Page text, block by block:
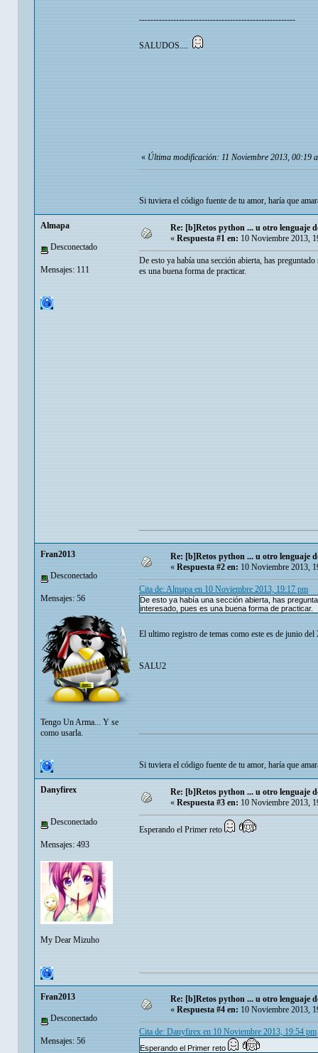
-------------------------------------------------------
SALUDOS....
«Última modificación: 11 Noviembre 2013, 00:19
Si tuviera el código fuente de tu amor, haría que
Almapa
Desconectado
Mensajes: 111
Re: [b]Retos python ... u otro lenguaje
« Respuesta #1 en: 10 Noviembre 2013,
De esto ya había una sección abierta, has
es una buena forma de practicar.
Fran2013
Desconectado
Mensajes: 56
Tengo Un Arma... Y se
como usarla.
Re: [b]Retos python ... u otro lenguaje
«Respuesta #2 en:10 Noviembre 2013,
Cita de: Almapa en 10 Noviembre 2013, 19:17 pm
De esto ya había una sección abierta, has
interesado, pues es una buena forma de practicar.
El ultimo registro de temas como este es de junio
SALU2
Si tuviera el código fuente de tu amor, haría que
Danyfirex
Desconectado
Mensajes: 493
My Dear Mizuho
Re: [b]Retos python ... u otro lenguaje
« Respuesta #3 en: 10 Noviembre 2013,
Esperando el Primer reto
Fran2013
Desconectado
Mensajes: 56
Re: [b]Retos python ... u otro lenguaje
«Respuesta #4 en:10 Noviembre 2013,
Cita de: Danyfirex en 10 Noviembre 2013, 19:54 pm
Esperando el Primer reto